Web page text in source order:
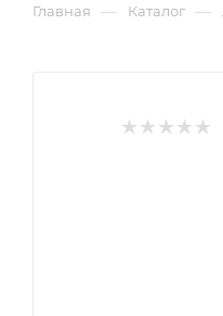
Главная — Каталог —